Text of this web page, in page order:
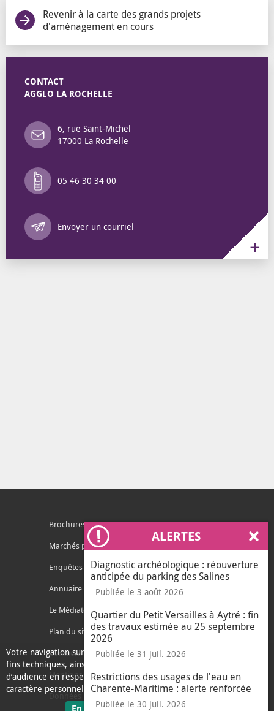
Votre navigation sur ce site nécessite l’usage de cookies pour des
fins techniques, ainsi que des cookies anonymisés de mesure
d’audience en respect de la législation relative aux données à
caractère personnel.
En savoir plussur les données personnelles
J'ai compris
ALERTES
Diagnostic archéologique : réouverture
anticipée du parking des Salines
Publiée le 3 août 2026
Quartier du Petit Versailles à Aytré : fin
des travaux estimée au 25 septembre
2026
Publiée le 31 juil. 2026
Restrictions des usages de l'eau en
Charente-Maritime : alerte renforcée
Publiée le 30 juil. 2026
Revenir à la carte des grands projets
d'aménagement en cours
CONTACT
AGGLO LA ROCHELLE
6, rue Saint-Michel
17000 La Rochelle
05 46 30 34 00
Envoyer un courriel
Annuaire
Brochures
Marchés publics
Enquêtes publiques
Annuaire des services
Le Médiateur de l'Agglo
Plan du site
Contacter l'agglo
Mentions légales